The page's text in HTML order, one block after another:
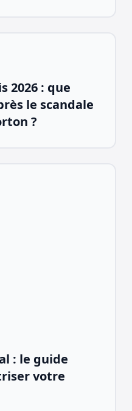
2026 : que
le scandale
?
: le guide
votre